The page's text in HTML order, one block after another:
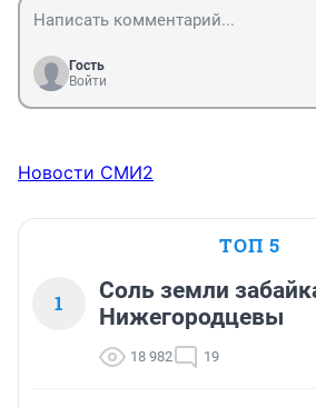
Гость
Войти
Новости СМИ2
ТОП 5
1
Соль земли
Нижегородцевы
18 982 19